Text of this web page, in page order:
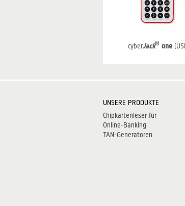
cyberJack® one
UNSERE PRODUKTE
Chipkartenleser für
Online-Banking
TAN-Generatoren